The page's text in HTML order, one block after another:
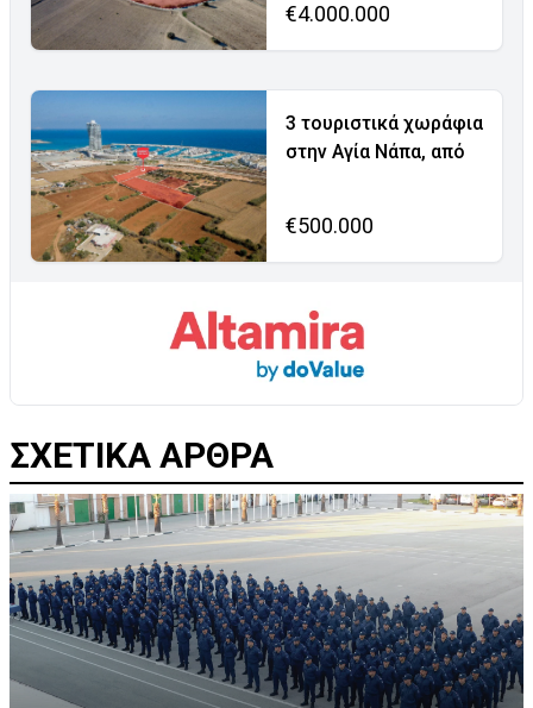
€4.000.000
3 τουριστικά χωράφια
στην Αγία Νάπα, από
€500.000
ΣΧΕΤΙΚΑ ΑΡΘΡΑ